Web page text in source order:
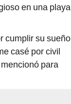
en una playa
cumplir su sueño
casé por civil
para